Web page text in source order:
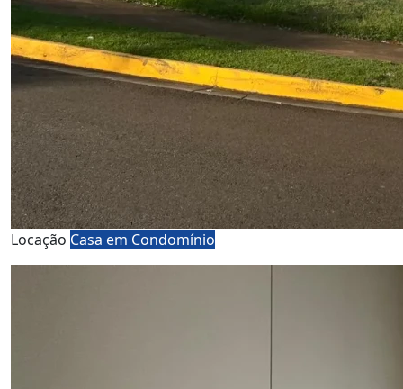
Locação Casa em Condomínio